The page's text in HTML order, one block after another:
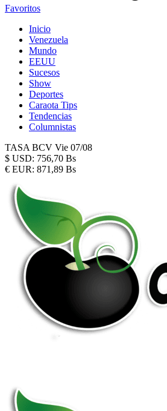
Favoritos
Inicio
Venezuela
Mundo
EEUU
Sucesos
Show
Deportes
Caraota Tips
Tendencias
Columnistas
TASA BCV Vie 07/08
$ USD: 756,70 Bs
€ EUR: 871,89 Bs